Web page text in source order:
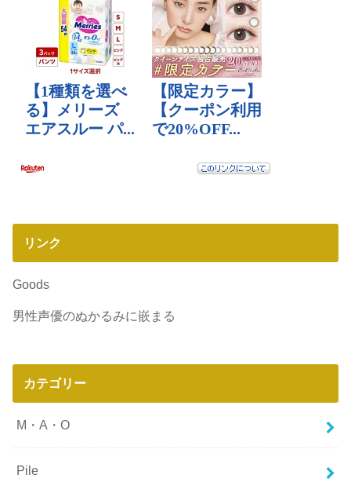
リンク
Goods
男性声優のぬかるみに嵌まる
カテゴリー
M・A・O
Pile